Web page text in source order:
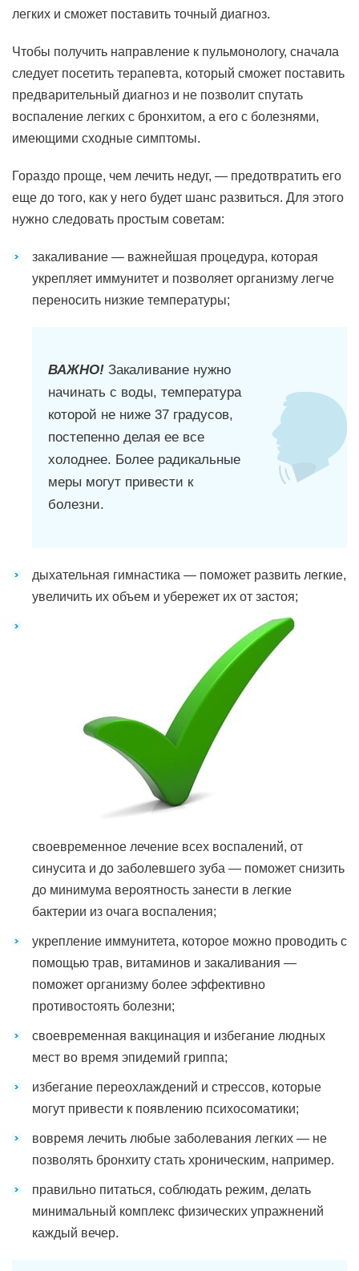
легких и сможет поставить точный диагноз.
Чтобы получить направление к пульмонологу, сначала
следует посетить терапевта, который сможет поставить
предварительный диагноз и не позволит спутать
воспаление легких с бронхитом, а его с болезнями,
имеющими сходные симптомы.
Гораздо проще, чем лечить недуг, — предотвратить его
еще до того, как у него будет шанс развиться. Для этого
нужно следовать простым советам:
закаливание — важнейшая процедура, которая
укрепляет иммунитет и позволяет организму легче
переносить низкие температуры;
ВАЖНО! Закаливание нужно
начинать с воды, температура
которой не ниже 37 градусов,
постепенно делая ее все
холоднее. Более радикальные
меры могут привести к
болезни.
дыхательная гимнастика — поможет развить легкие,
увеличить их объем и убережет их от застоя;
своевременное лечение всех воспалений, от
синусита и до заболевшего зуба — поможет снизить
до минимума вероятность занести в легкие
бактерии из очага воспаления;
укрепление иммунитета, которое можно проводить с
помощью трав, витаминов и закаливания —
поможет организму более эффективно
противостоять болезни;
своевременная вакцинация и избегание людных
мест во время эпидемий гриппа;
избегание переохлаждений и стрессов, которые
могут привести к появлению психосоматики;
вовремя лечить любые заболевания легких — не
позволять бронхиту стать хроническим, например.
правильно питаться, соблюдать режим, делать
минимальный комплекс физических упражнений
каждый вечер.